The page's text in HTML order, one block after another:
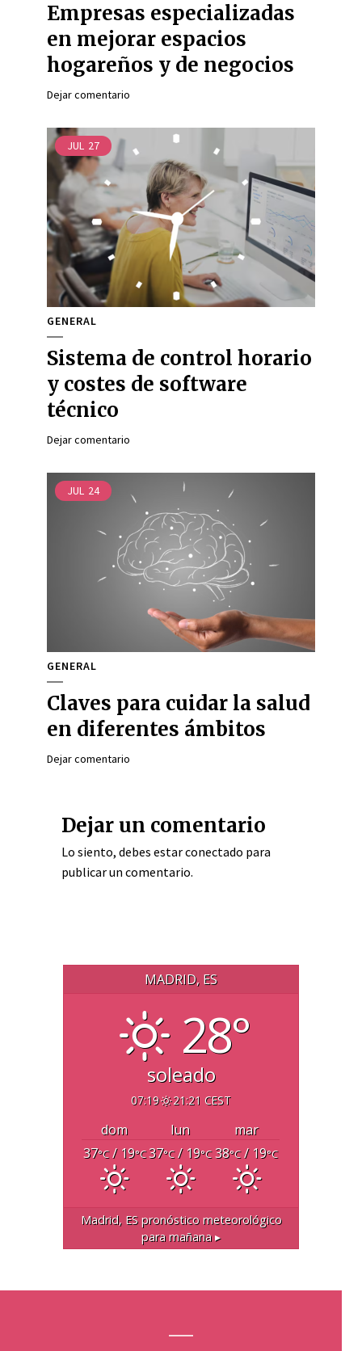
Empresas especializadas
en mejorar espacios
hogareños y de negocios
Dejar comentario
JUL 27
GENERAL
Sistema de control horario
y costes de software
técnico
Dejar comentario
JUL 24
GENERAL
Claves para cuidar la salud
en diferentes ámbitos
Dejar comentario
Dejar un comentario
Lo siento, debes estarconectado para
publicar un comentario.
MADRID, ES
28°
soleado
07:19 21:21 CEST
dom lun
mar
37°C/ 19°C37°C/ 19°C 38°C/ 19°C
Madrid, ESpronóstico meteorológico
para mañana ▸